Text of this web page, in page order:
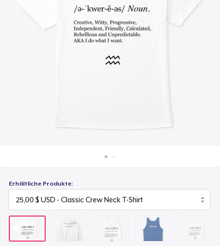
Überall verkaufen
Erhältliche Produkte:
Classic Tank Top
Premium Tank Top